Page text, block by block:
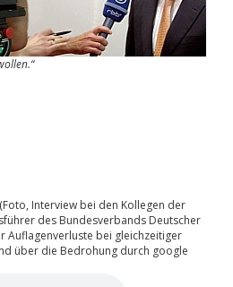
Interview bei den Kollegen der
des Bundesverbands Deutscher
Auflagenverluste bei gleichzeitiger
über die Bedrohung durch google